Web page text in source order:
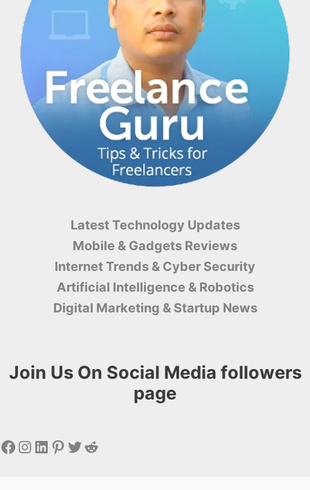
Latest Technology Updates
Mobile & Gadgets Reviews
Internet Trends & Cyber ​​Security
Artificial Intelligence & Robotics
Digital Marketing & Startup News
Join Us On Social Media followers
page
Facebook
Instagram
LinkedIn
Pinterest
Twitter
Reddit